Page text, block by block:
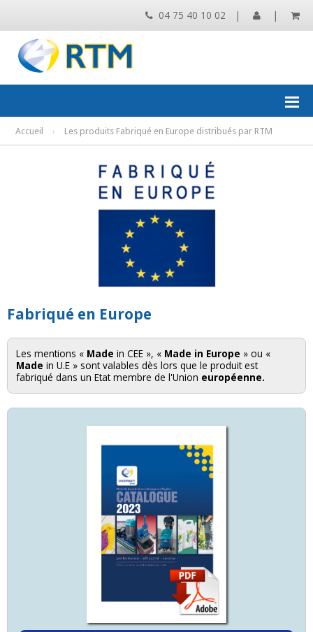
04 75 40 10 02 | |
Accueil › Les produits Fabriqué en Europe distribués par RTM
Fabriqué en Europe
Les mentions « Made in CEE », « Made in Europe » ou «
Made in U.E » sont valables dès lors que le produit est
fabriqué dans un Etat membre de l'Union européenne.